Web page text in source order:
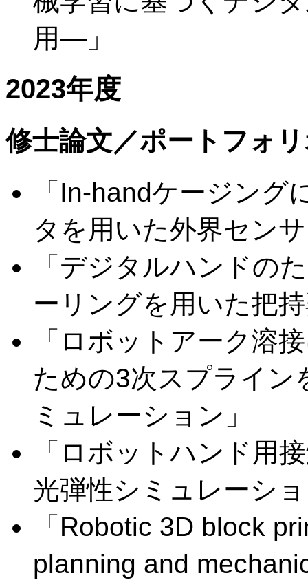
用―」
2023年度
修士論文／ポートフォ
「In-handケージン
タを用いた外界セン
「デジタルハンドの
ーリングを用いた把
「ロボットアーク溶
ための3次スプライン
ミュレーション」
「ロボットハンド用
光弾性シミュレーシ
「Robotic 3D block
planning and